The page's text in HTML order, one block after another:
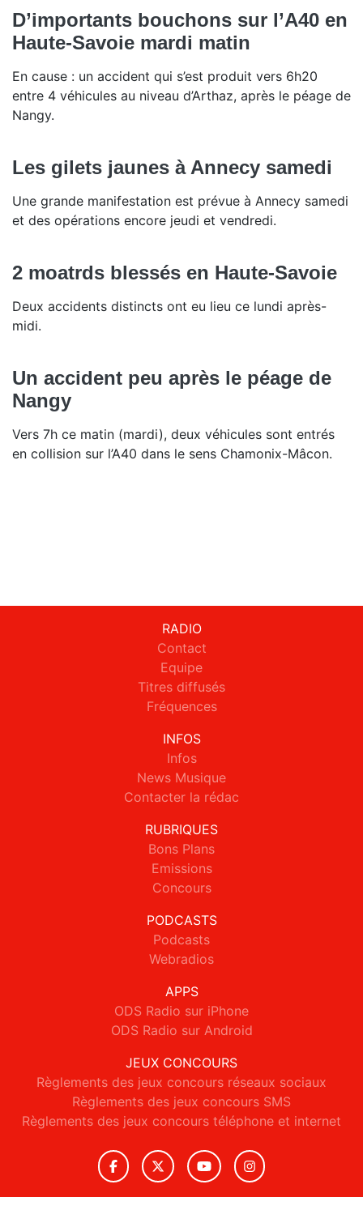
D’importants bouchons sur l’A40 en
Haute-Savoie mardi matin
En cause : un accident qui s’est produit vers 6h20
entre 4 véhicules au niveau d’Arthaz, après le péage de
Nangy.
Les gilets jaunes à Annecy samedi
Une grande manifestation est prévue à Annecy samedi
et des opérations encore jeudi et vendredi.
2 moatrds blessés en Haute-Savoie
Deux accidents distincts ont eu lieu ce lundi après-
midi.
Un accident peu après le péage de
Nangy
Vers 7h ce matin (mardi), deux véhicules sont entrés
en collision sur l’A40 dans le sens Chamonix-Mâcon.
RADIO
Contact
Equipe
Titres diffusés
Fréquences
INFOS
Infos
News Musique
Contacter la rédac
RUBRIQUES
Bons Plans
Emissions
Concours
PODCASTS
Podcasts
Webradios
APPS
ODS Radio sur iPhone
ODS Radio sur Android
JEUX CONCOURS
Règlements des jeux concours réseaux sociaux
Règlements des jeux concours SMS
Règlements des jeux concours téléphone et internet